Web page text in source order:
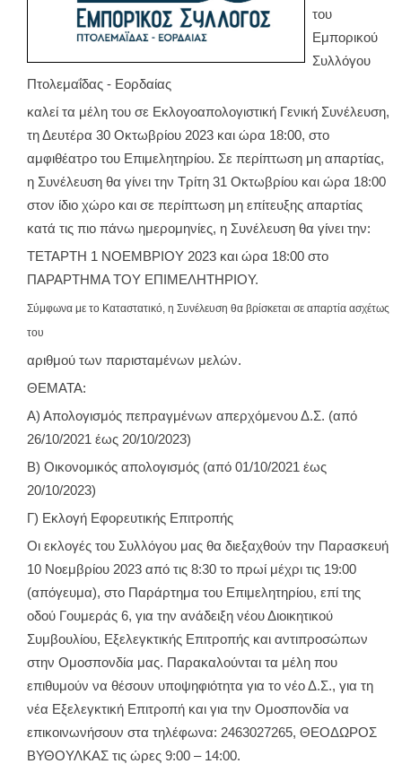
του
Εμπορικού
Συλλόγου
Πτολεμαΐδας - Εορδαίας
καλεί τα μέλη του σε Εκλογοαπολογιστική Γενική Συνέλευση,
τη Δευτέρα 30 Οκτωβρίου 2023 και ώρα 18:00, στο
αμφιθέατρο του Επιμελητηρίου. Σε περίπτωση μη απαρτίας,
η Συνέλευση θα γίνει την Τρίτη 31 Οκτωβρίου και ώρα 18:00
στον ίδιο χώρο και σε περίπτωση μη επίτευξης απαρτίας
κατά τις πιο πάνω ημερομηνίες, η Συνέλευση θα γίνει την:
ΤΕΤΑΡΤΗ 1 ΝΟΕΜΒΡΙΟΥ 2023 και ώρα 18:00 στο
ΠΑΡΑΡΤΗΜΑ ΤΟΥ ΕΠΙΜΕΛΗΤΗΡΙΟΥ.
Σύμφωνα με το Καταστατικό, η Συνέλευση θα βρίσκεται σε απαρτία ασχέτως
του
αριθμού των παρισταμένων μελών.
ΘΕΜΑΤΑ:
Α) Απολογισμός πεπραγμένων απερχόμενου Δ.Σ. (από
26/10/2021 έως 20/10/2023)
Β) Οικονομικός απολογισμός (από 01/10/2021 έως
20/10/2023)
Γ) Εκλογή Εφορευτικής Επιτροπής
Οι εκλογές του Συλλόγου μας θα διεξαχθούν την Παρασκευή
10 Νοεμβρίου 2023 από τις 8:30 το πρωί μέχρι τις 19:00
(απόγευμα), στο Παράρτημα του Επιμελητηρίου, επί της
οδού Γουμεράς 6, για την ανάδειξη νέου Διοικητικού
Συμβουλίου, Εξελεγκτικής Επιτροπής και αντιπροσώπων
στην Ομοσπονδία μας. Παρακαλούνται τα μέλη που
επιθυμούν να θέσουν υποψηφιότητα για το νέο Δ.Σ., για τη
νέα Εξελεγκτική Επιτροπή και για την Ομοσπονδία να
επικοινωνήσουν στα τηλέφωνα: 2463027265, ΘΕΟΔΩΡΟΣ
ΒΥΘΟΥΛΚΑΣ τις ώρες 9:00 – 14:00.